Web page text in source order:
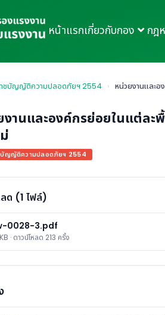
หน้าแรกเกี่ยวกับกอง กฎ
าชบัญญัติความปลอดภัยฯ 2554 › หน่วยงานและอ
งานและองค์กรย่อยในแต่ล
บัญญัติความปลอดภัยฯ 2554
ด (1 ไฟล์)
0028-3.pdf
· ดาวน์โหลด 213 ครั้ง